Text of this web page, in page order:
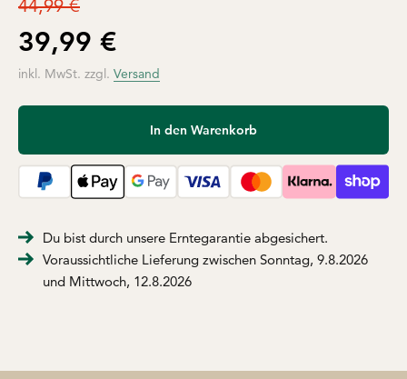
39,99 €
44,99 €
inkl. MwSt. zzgl. Versand
In den Warenkorb
Du bist durch unsere Erntegarantie abgesichert.
Voraussichtliche Lieferung zwischen Sonntag, 9.8.2026
und Mittwoch, 12.8.2026